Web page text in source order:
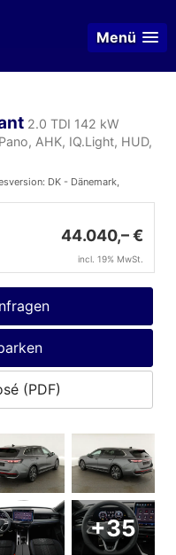
Menü
2.0 TDI 142 kW
AHK, IQ.Light, HUD,
DK - Dänemark,
44.040,– €
incl. 19% MwSt.
(PDF)
+35